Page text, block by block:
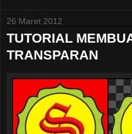
26 Maret 2012
TUTORIAL
TRANSPARAN